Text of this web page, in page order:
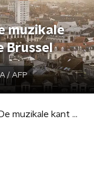
muzikale
Brussel
/ AFP
Verre Geluiden #10: De muzikale kant van het Belgische Brussel